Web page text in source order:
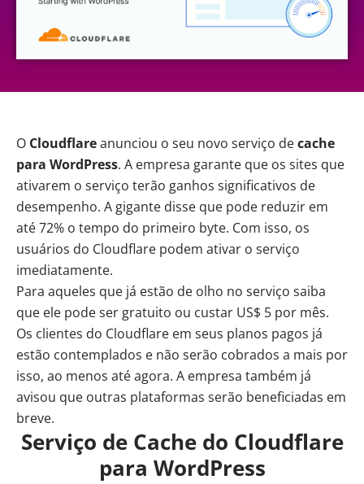
O Cloudflareanunciou o seu novo serviço decache
para WordPress. A empresa garante que os sites que
ativarem o serviço terão ganhos significativos de
desempenho. A gigante disse que pode reduzir em
até 72% o tempo do primeiro byte. Com isso, os
usuários do Cloudflare podem ativar o serviço
imediatamente.
Para aqueles que já estão de olho no serviço saiba
que ele pode ser gratuito ou custar US$ 5 por mês.
Os clientes do Cloudflare em seus planos pagos já
estão contemplados e não serão cobrados a mais por
isso, ao menos até agora. A empresa também já
avisou que outras plataformas serão beneficiadas em
breve.
Serviço de Cache do Cloudflare
para WordPress